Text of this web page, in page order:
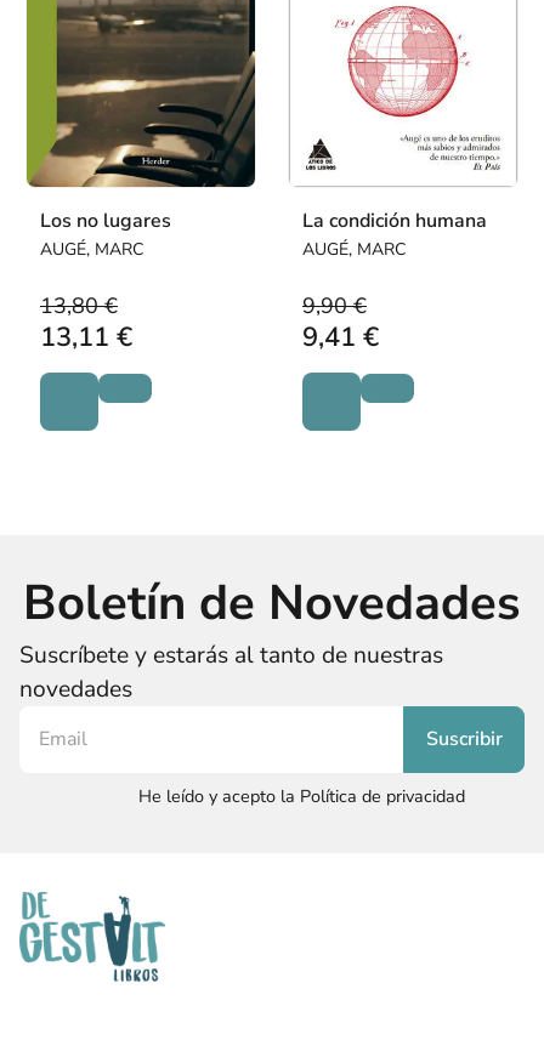
Los no lugares
AUGÉ, MARC
13,80 €
13,11 €
La condición humana
AUGÉ, MARC
9,90 €
9,41 €
Boletín de Novedades
Suscríbete y estarás al tanto de nuestras
novedades
He leído y acepto la Política de privacidad